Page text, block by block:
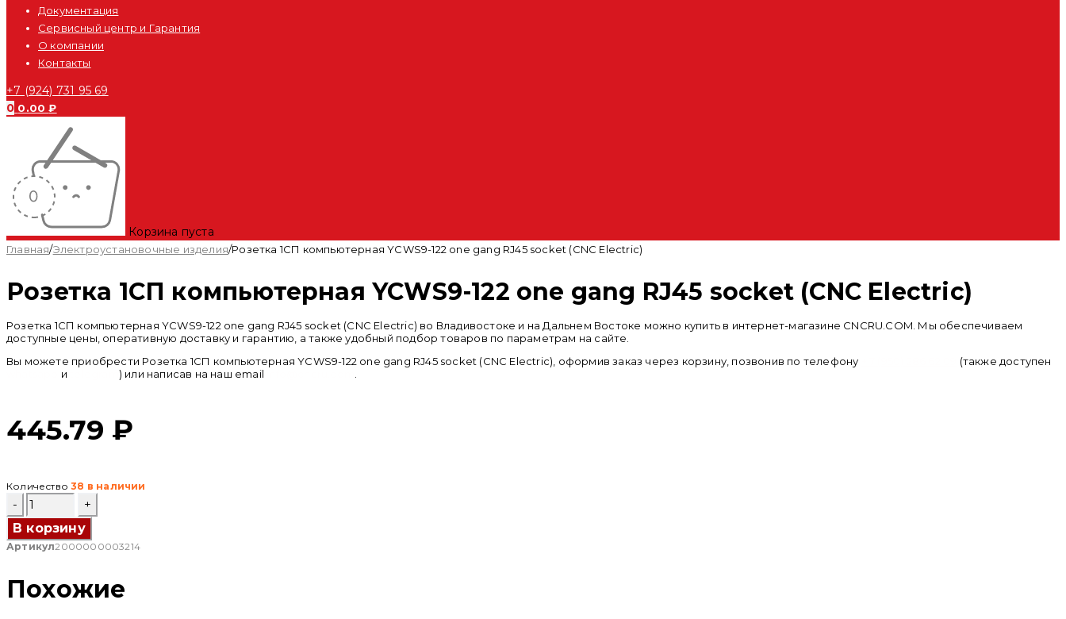
Документация
Сервисный центр и Гарантия
О компании
Контакты
+7 (924) 731 95 69
0 0.00₽
Корзина пуста
Главная/Электроустановочные изделия/Розетка 1СП компьютерная YCWS9-122 one gang RJ45 socket (CNC Electric)
Розетка 1СП компьютерная YCWS9-122 one gang RJ45 socket (CNC Electric)
Розетка 1СП компьютерная YCWS9-122 one gang RJ45 socket (CNC Electric) во Владивостоке и на Дальнем Востоке можно купить в интернет-магазине CNCRU.COM. Мы обеспечиваем
доступные цены, оперативную доставку и гарантию, а также удобный подбор товаров по параметрам на сайте.
Вы можете приобрести Розетка 1СП компьютерная YCWS9-122 one gang RJ45 socket (CNC Electric), оформив заказ через корзину, позвонив по телефону
(также доступен
и ) или написав на наш email
445.79 ₽
Количество 38 в наличии
Количество
товара
Розетка
1СП
компьютерная
one
gang
В корзину
Артикул2000000003214
Похожие